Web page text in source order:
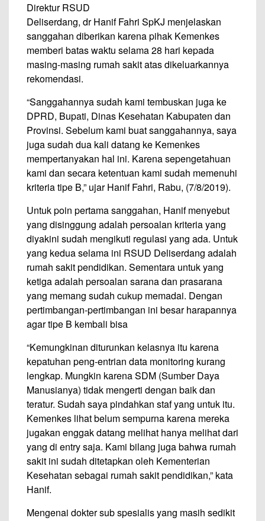
Direktur RSUD
Deliserdang, dr Hanif Fahri SpKJ menjelaskan
sanggahan diberikan karena pihak Kemenkes
memberi batas waktu selama 28 hari kepada
masing-masing rumah sakit atas dikeluarkannya
rekomendasi.
“Sanggahannya sudah kami tembuskan juga ke
DPRD, Bupati, Dinas Kesehatan Kabupaten dan
Provinsi. Sebelum kami buat sanggahannya, saya
juga sudah dua kali datang ke Kemenkes
mempertanyakan hal ini. Karena sepengetahuan
kami dan secara ketentuan kami sudah memenuhi
kriteria tipe B,” ujar Hanif Fahri, Rabu, (7/8/2019).
Untuk poin pertama sanggahan, Hanif menyebut
yang disinggung adalah persoalan kriteria yang
diyakini sudah mengikuti regulasi yang ada. Untuk
yang kedua selama ini RSUD Deliserdang adalah
rumah sakit pendidikan. Sementara untuk yang
ketiga adalah persoalan sarana dan prasarana
yang memang sudah cukup memadai. Dengan
pertimbangan-pertimbangan ini besar harapannya
agar tipe B kembali bisa
“Kemungkinan diturunkan kelasnya itu karena
kepatuhan peng-entrian data monitoring kurang
lengkap. Mungkin karena SDM (Sumber Daya
Manusianya) tidak mengerti dengan baik dan
teratur. Sudah saya pindahkan staf yang untuk itu.
Kemenkes lihat belum sempurna karena mereka
jugakan enggak datang melihat hanya melihat dari
yang di entry saja. Kami bilang juga bahwa rumah
sakit ini sudah ditetapkan oleh Kementerian
Kesehatan sebagai rumah sakit pendidikan,” kata
Hanif.
Mengenai dokter sub spesialis yang masih sedikit